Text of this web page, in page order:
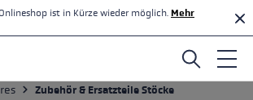
ist in Kürze wieder möglich. Mehr
Zubehör & Ersatzteile Stöcke